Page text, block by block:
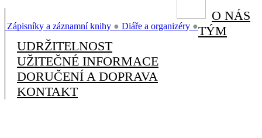
Zápisníky a záznamní knihy ● Diáře a organizéry ●
O NÁS
TÝM
UDRŽITELNOST
UŽITEČNÉ INFORMACE
DORUČENÍ A DOPRAVA
KONTAKT